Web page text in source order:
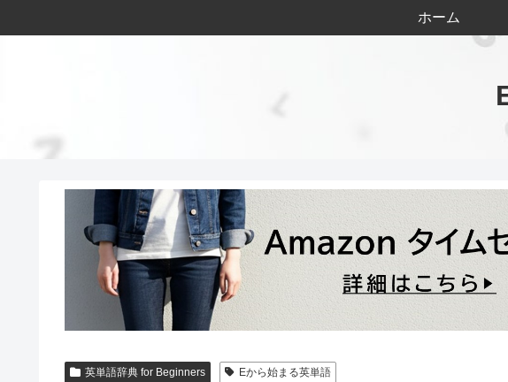
ホーム
英単語辞典 for Beginners Eから始まる英単語